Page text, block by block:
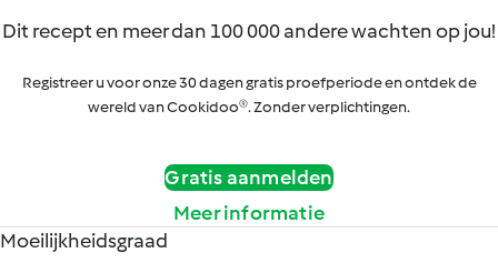
Dit recept en meer dan 100 000 andere wachten op jou!
Registreer u voor onze 30 dagen gratis proefperiode en ontdek de
wereld van Cookidoo®. Zonder verplichtingen.
Gratis aanmelden
Meer informatie
Moeilijkheidsgraad